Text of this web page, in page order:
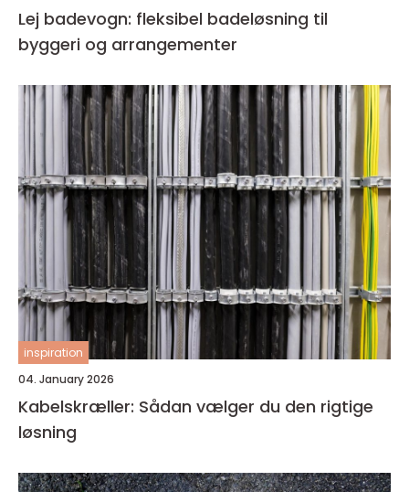
Lej badevogn: fleksibel badeløsning til
byggeri og arrangementer
inspiration
04. January 2026
Kabelskræller: Sådan vælger du den rigtige
løsning